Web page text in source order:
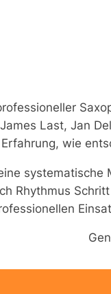
Last, Jan
wie
Rhythmus